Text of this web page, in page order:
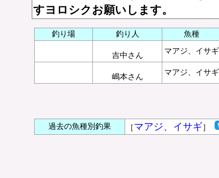
すヨロシクお願いします。
釣り場 釣り人 魚種
吉中さん
マアジ、イサギ
嶋本さん
マアジ、イサギ
過去の魚種別釣果 ［マアジ、イサギ］